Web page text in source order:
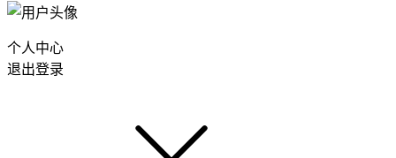
个人中心
退出登录